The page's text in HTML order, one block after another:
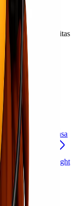
Tumbuh
produktivitas
Karena itu,
biaya
domestik untuk
keamanan, dan
heavy cargo
jasa
lionel express
cargo
sea freight